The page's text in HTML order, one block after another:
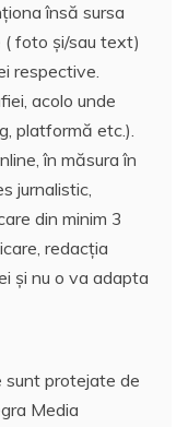
însă sursa
( foto și/sau text)
respective.
acolo unde
platformă etc.).
în măsura în
jurnalistic,
din minim 3
redacția
și nu o va adapta
sunt protejate de
Media